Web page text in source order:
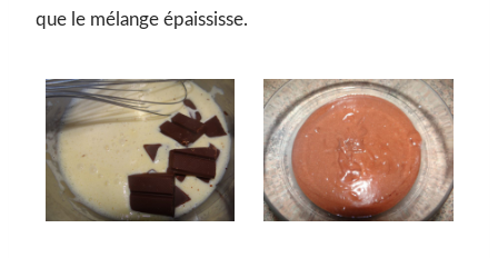
que le mélange épaississe.